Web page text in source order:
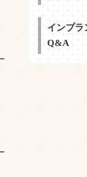
インプラ
Q&A